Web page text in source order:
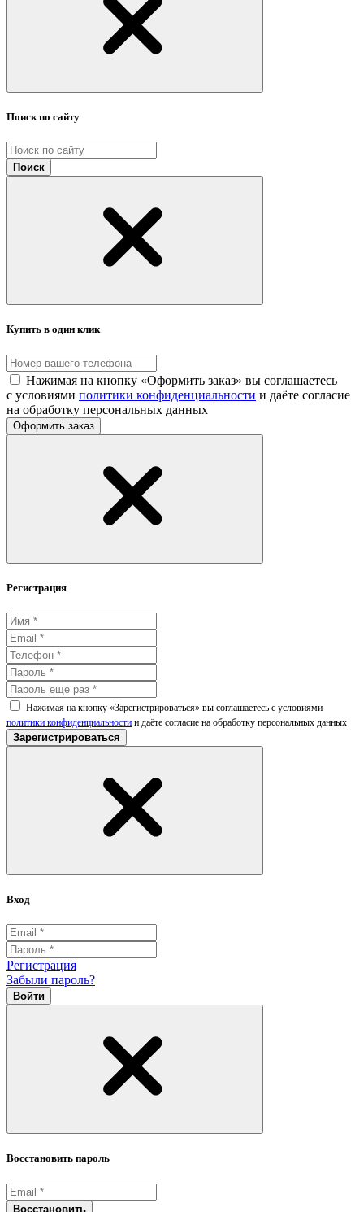
Поиск по сайту
Поиск
Купить в один клик
Нажимая на кнопку «Оформить заказ» вы соглашаетесь
с условиями политики конфиденциальности и даёте согласие
на обработку персональных данных
Оформить заказ
Регистрация
Нажимая на кнопку «Зарегистрироваться» вы соглашаетесь с условиями
политики конфиденциальности и даёте согласие на обработку персональных данных
Зарегистрироваться
Вход
Регистрация
Забыли пароль?
Войти
Восстановить пароль
Восстановить